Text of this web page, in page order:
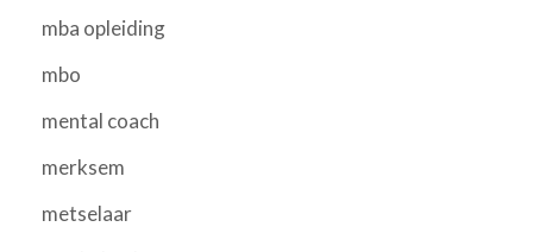
mba opleiding
mbo
mental coach
merksem
metselaar